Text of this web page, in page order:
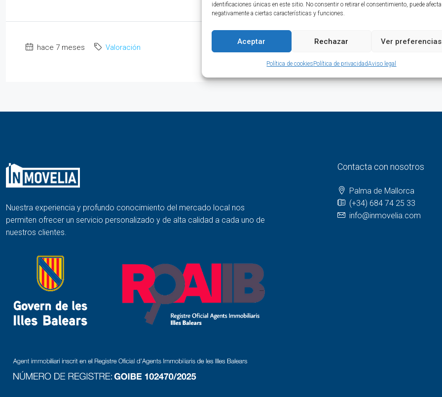
identificaciones únicas en este sitio. No consentir o retirar el consentimiento, puede
negativamente a ciertas características y funciones.
Aceptar Rechazar Ver preferencias
Política de cookiesPolítica de privacidadAviso legal
hace 7 meses Valoración
Nuestra experiencia y profundo conocimiento del mercado local nos
permiten ofrecer un servicio personalizado y de alta calidad a cada uno de
nuestros clientes.
Contacta con nosotros
Palma de Mallorca
(+34) 684 74 25 33
info@inmovelia.com